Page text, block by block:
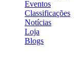
Eventos
Classificações
Notícias
Loja
Blogs